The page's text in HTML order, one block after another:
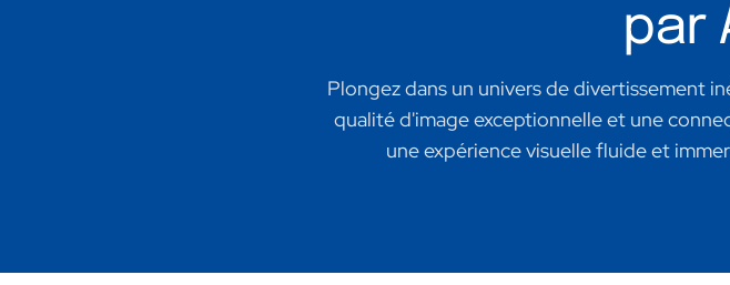
par
Plongez dans un univers de divertissement
qualité d'image exceptionnelle et une
une expérience visuelle fluide et